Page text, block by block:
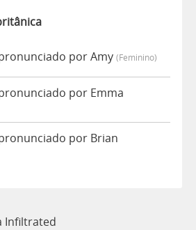
por Amy (feminino)
por Emma
por Brian
Infiltrated